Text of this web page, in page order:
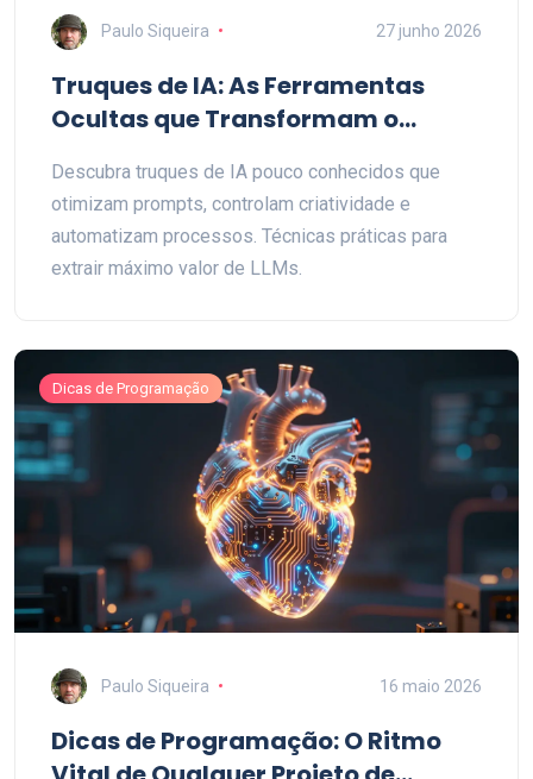
Paulo Siqueira 27 junho 2026
Truques de IA: As Ferramentas
Ocultas que Transformam o
Artificial
Descubra truques de IA pouco conhecidos que
otimizam prompts, controlam criatividade e
automatizam processos. Técnicas práticas para
extrair máximo valor de LLMs.
Dicas de Programação
Paulo Siqueira 16 maio 2026
Dicas de Programação: O Ritmo